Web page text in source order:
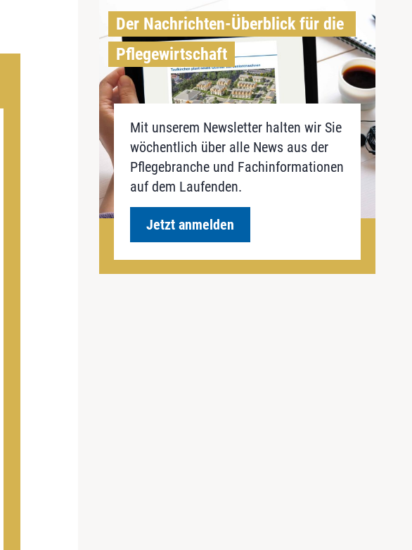
Der Nachrichten-Überblick für die
Pflegewirtschaft
Mit unserem Newsletter halten wir Sie
wöchentlich über alle News aus der
Pflegebranche und Fachinformationen
auf dem Laufenden.
Jetzt anmelden